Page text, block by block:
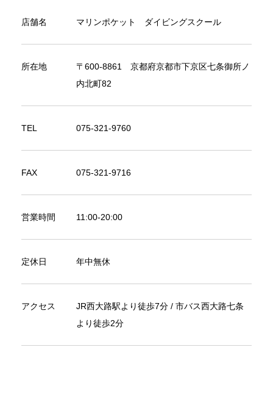
店舗名 マリンポケット ダイビングスクール
所在地
〒600-8861 京都府京都市下京区七条御所ノ
内北町82
TEL 075-321-9760
FAX 075-321-9716
営業時間 11:00-20:00
定休日 年中無休
アクセス
JR西大路駅より徒歩7分 / 市バス西大路七条
より徒歩2分